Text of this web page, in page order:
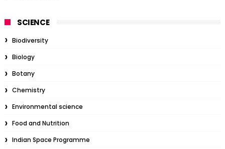
SCIENCE
Biodiversity
Biology
Botany
Chemistry
Environmental science
Food and Nutrition
Indian Space Programme